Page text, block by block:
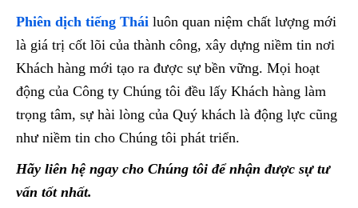
Phiên dịch tiếng Thái luôn quan niệm chất lượng mới
là giá trị cốt lõi của thành công, xây dựng niềm tin nơi
Khách hàng mới tạo ra được sự bền vững. Mọi hoạt
động của Công ty Chúng tôi đều lấy Khách hàng làm
trọng tâm, sự hài lòng của Quý khách là động lực cũng
như niềm tin cho Chúng tôi phát triển.
Hãy liên hệ ngay cho Chúng tôi để nhận được sự tư
vấn tốt nhất.